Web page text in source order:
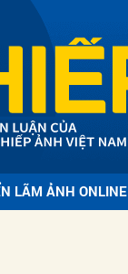
LÃM ẢNH ONLINE